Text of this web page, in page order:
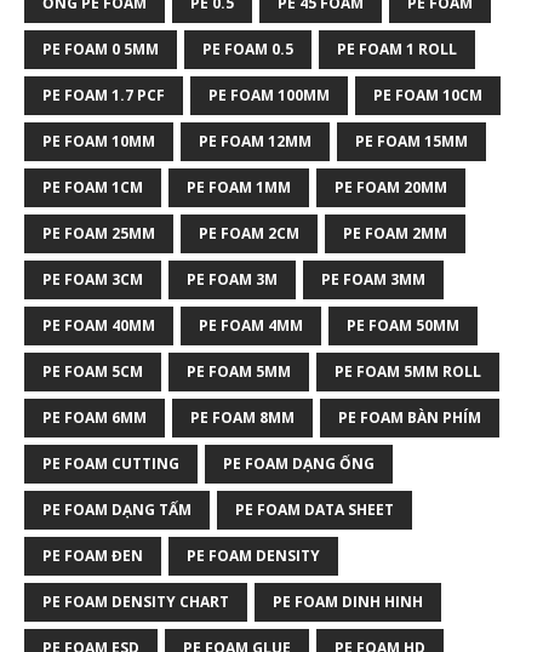
PE FOAM 0 5MM PE FOAM 0.5 PE FOAM 1 ROLL
PE FOAM 1.7 PCF PE FOAM 100MM PE FOAM 10CM
PE FOAM 10MM PE FOAM 12MM PE FOAM 15MM
PE FOAM 1CM PE FOAM 1MM PE FOAM 20MM
PE FOAM 25MM PE FOAM 2CM PE FOAM 2MM
PE FOAM 3CM PE FOAM 3M PE FOAM 3MM
PE FOAM 40MM PE FOAM 4MM PE FOAM 50MM
PE FOAM 5CM PE FOAM 5MM PE FOAM 5MM ROLL
PE FOAM 6MM PE FOAM 8MM PE FOAM BÀN PHÍM
PE FOAM CUTTING PE FOAM DẠNG ỐNG
PE FOAM DẠNG TẤM PE FOAM DATA SHEET
PE FOAM ĐEN PE FOAM DENSITY
PE FOAM DENSITY CHART PE FOAM DINH HINH
PE FOAM ESD PE FOAM GLUE PE FOAM HD